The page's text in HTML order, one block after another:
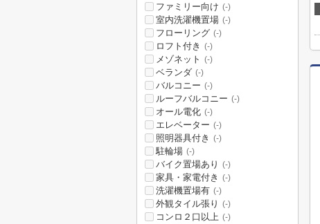
ファミリー向け (-)
室内洗濯機置場 (-)
フローリング (-)
ロフト付き (-)
メゾネット (-)
ベランダ (-)
バルコニー (-)
ルーフバルコニー (-)
オール電化 (-)
エレベーター (-)
照明器具付き (-)
駐輪場 (-)
バイク置場あり (-)
家具・家電付き (-)
洗濯機置場有 (-)
外観タイル張り (-)
コンロ２口以上 (-)